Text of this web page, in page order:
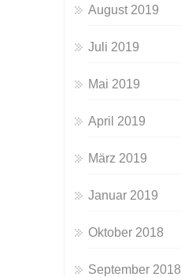
August 2019
Juli 2019
Mai 2019
April 2019
März 2019
Januar 2019
Oktober 2018
September 2018